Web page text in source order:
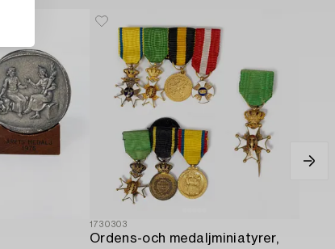
1730303
Ordens-och medaljminiatyrer,